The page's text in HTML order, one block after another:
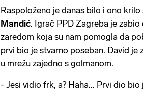
Raspoloženo je danas bilo i ono
Mandić. Igrač PPD Zagreba je
zaredom koja su nam pomogla da
prvi bio je stvarno poseban. David
u mrežu zajedno s golmanom.
- Jesi vidio frk, a? Haha... Prvi dio bio